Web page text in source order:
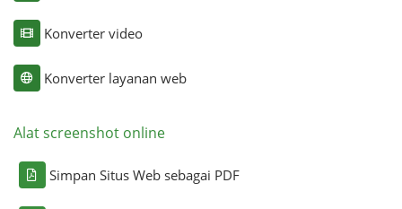
Konverter video
Konverter layanan web
Alat screenshot online
Simpan Situs Web sebagai PDF